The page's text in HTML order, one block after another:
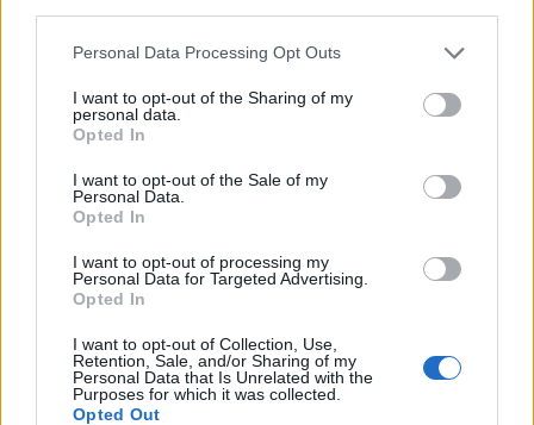
Personal Data Processing Opt Outs
I want to opt-out of the Sharing of my
personal data.
Opted In
I want to opt-out of the Sale of my
Personal Data.
Opted In
I want to opt-out of processing my
Personal Data for Targeted Advertising.
Opted In
I want to opt-out of Collection, Use,
Retention, Sale, and/or Sharing of my
Personal Data that Is Unrelated with the
Purposes for which it was collected.
Opted Out